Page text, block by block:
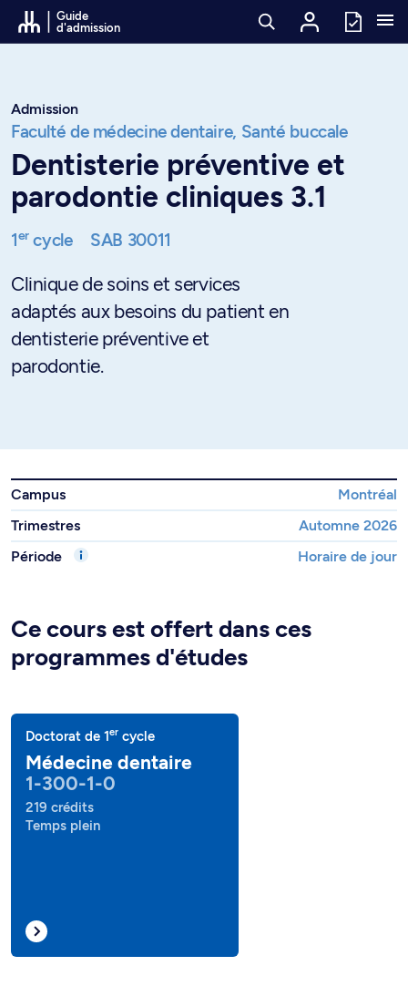
Passer au contenu
Guide
d'admission
Admission
Faculté de médecine dentaire, Santé buccale
Dentisterie préventive et
parodontie cliniques 3.1
1ercycle SAB 30011
Clinique de soins et services
adaptés aux besoins du patient en
dentisterie préventive et
parodontie.
Campus
Montréal
Trimestres
Automne 2026
Période
Horaire de jour
Ce cours est offert dans ces
programmes d'études
Doctorat de 1er cycle
Médecine dentaire
1-300-1-0
219 crédits
Temps plein